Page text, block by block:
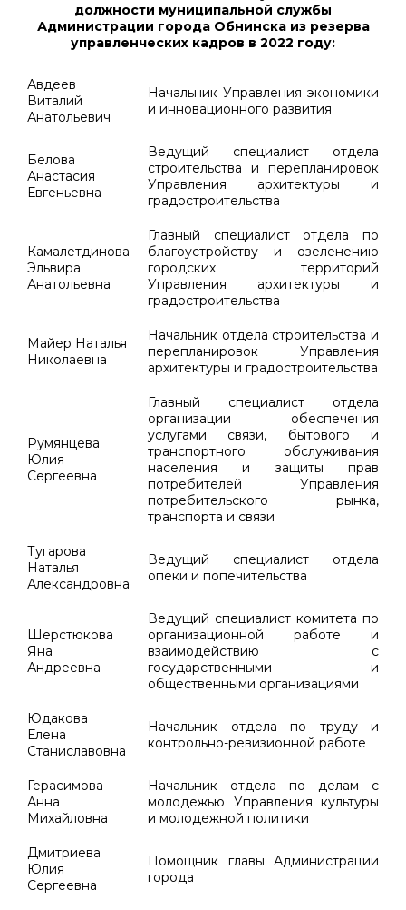
должности муниципальной службы
Администрации города Обнинска из резерва
управленческих кадров в 2022 году:
Авдеев
Виталий
Анатольевич
Начальник Управления экономики
и инновационного развития
Белова
Анастасия
Евгеньевна
Ведущий специалист отдела
строительства и перепланировок
Управления архитектуры и
градостроительства
Камалетдинова
Эльвира
Анатольевна
Главный специалист отдела по
благоустройству и озеленению
городских территорий
Управления архитектуры и
градостроительства
Майер Наталья
Николаевна
Начальник отдела строительства и
перепланировок Управления
архитектуры и градостроительства
Румянцева
Юлия
Сергеевна
Главный специалист отдела
организации обеспечения
услугами связи, бытового и
транспортного обслуживания
населения и защиты прав
потребителей Управления
потребительского рынка,
транспорта и связи
Тугарова
Наталья
Александровна
Ведущий специалист отдела
опеки и попечительства
Шерстюкова
Яна
Андреевна
Ведущий специалист комитета по
организационной работе и
взаимодействию с
государственными и
общественными организациями
Юдакова
Елена
Станиславовна
Начальник отдела по труду и
контрольно-ревизионной работе
Герасимова
Анна
Михайловна
Начальник отдела по делам с
молодежью Управления культуры
и молодежной политики
Дмитриева
Юлия
Сергеевна
Помощник главы Администрации
города